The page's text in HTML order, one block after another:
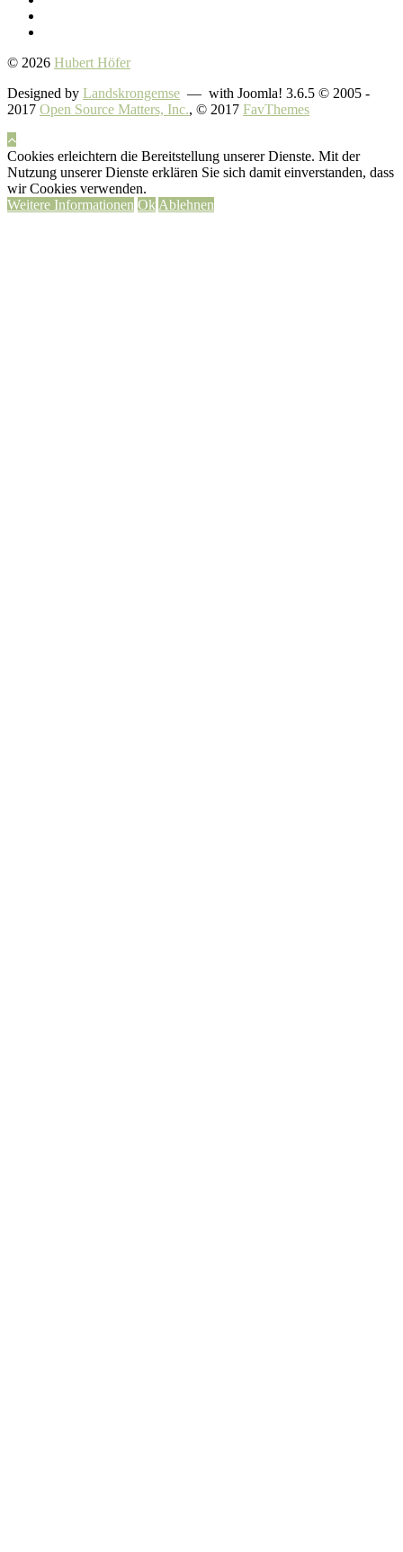
© 2026 Hubert Höfer
Designed by Landskrongemse — with Joomla! 3.6.5 © 2005 -
2017 Open Source Matters, Inc., © 2017 FavThemes
Cookies erleichtern die Bereitstellung unserer Dienste. Mit der
Nutzung unserer Dienste erklären Sie sich damit einverstanden, dass
wir Cookies verwenden.
Weitere Informationen Ok Ablehnen